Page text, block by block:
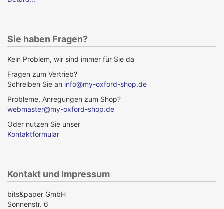
Sie haben Fragen?
Kein Problem, wir sind immer für Sie da
Fragen zum Vertrieb?
Schreiben Sie an info@my-oxford-shop.de
Probleme, Anregungen zum Shop?
webmaster@my-oxford-shop.de
Oder nutzen Sie unser
Kontaktformular
Kontakt und Impressum
bits&paper GmbH
Sonnenstr. 6